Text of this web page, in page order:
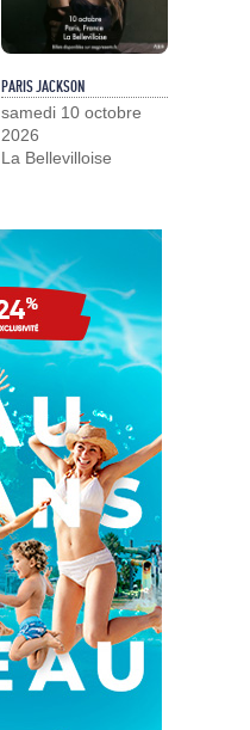
PARIS JACKSON
samedi 10 octobre
2026
La Bellevilloise